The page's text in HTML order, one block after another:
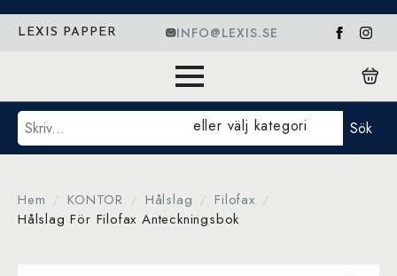
LEXIS PAPPER INFO@LEXIS.SE
Sök eller välj kategori Sök
Hem KONTOR Hålslag
Filofax
Hålslag För Filofax Anteckningsbok